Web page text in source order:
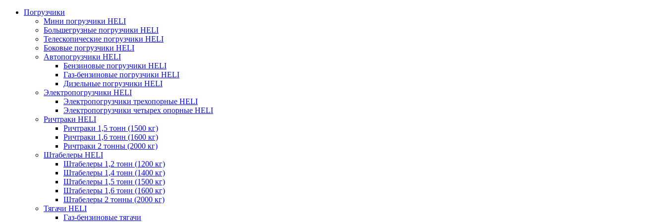
Погрузчики
Мини погрузчики HELI
Большегрузные погрузчики HELI
Телескопические погрузчики HELI
Боковые погрузчики HELI
Автопогрузчики HELI
Бензиновые погрузчики HELI
Газ-бензиновые погрузчики HELI
Дизельные погрузчики HELI
Электропогрузчики HELI
Электропогрузчики трехопорные HELI
Электропогрузчики четырех опорные HELI
Ричтраки HELI
Ричтраки 1,5 тонн (1500 кг)
Ричтраки 1,6 тонн (1600 кг)
Ричтраки 2 тонны (2000 кг)
Штабелеры HELI
Штабелеры 1,2 тонн (1200 кг)
Штабелеры 1,4 тонн (1400 кг)
Штабелеры 1,5 тонн (1500 кг)
Штабелеры 1,6 тонн (1600 кг)
Штабелеры 2 тонны (2000 кг)
Тягачи HELI
Газ-бензиновые тягачи